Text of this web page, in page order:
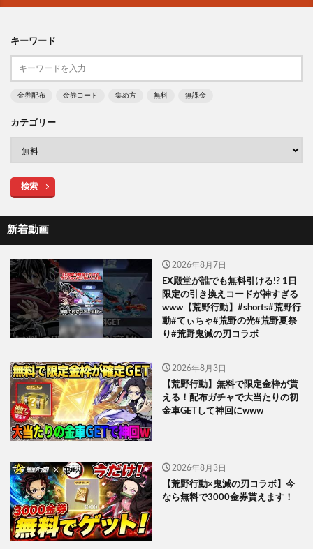
キーワード
金券配布 金券コード 集め方 無料 無課金
カテゴリー
検索
新着動画
2026年8月7日
EX殿堂が誰でも無料引ける!? 1日
限定の引き換えコードが神すぎる
www【荒野行動】#shorts#荒野行
動#てぃちゃ#荒野の光#荒野夏祭
り#荒野鬼滅の刃コラボ
2026年8月3日
【荒野行動】無料で限定金枠が貰
える！配布ガチャで大当たりの初
金車GETして神回にwww
2026年8月3日
【荒野行動×鬼滅の刃コラボ】今
なら無料で3000金券貰えます！